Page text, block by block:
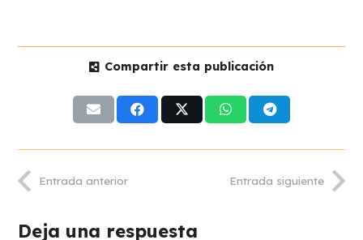
Compartir esta publicación
Entrada anterior Entrada siguiente
Deja una respuesta